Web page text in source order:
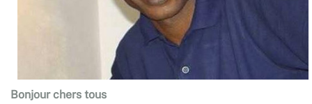
Bonjour chers tous